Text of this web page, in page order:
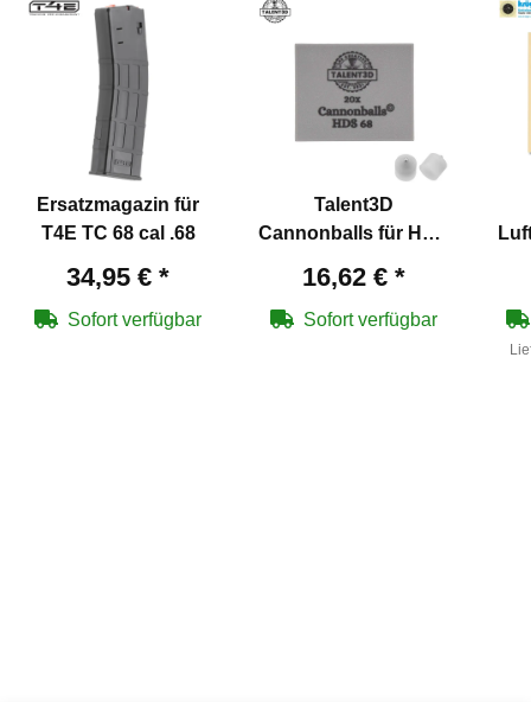
Ersatzmagazin für
T4E TC 68 cal .68
34,95 € *
Sofort verfügbar
Talent3D
Cannonballs für HDS
16,62 € *
Sofort verfügbar